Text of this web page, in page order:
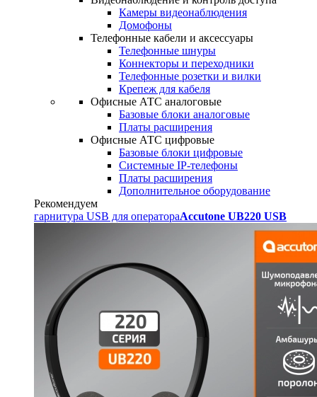
Камеры видеонаблюдения
Домофоны
Телефонные кабели и аксессуары
Телефонные шнуры
Коннекторы и переходники
Телефонные розетки и вилки
Крепеж для кабеля
Офисные АТС аналоговые
Базовые блоки аналоговые
Платы расширения
Офисные АТС цифровые
Базовые блоки цифровые
Системные IP-телефоны
Платы расширения
Дополнительное оборудование
Рекомендуем
гарнитура USB для оператораAccutone UB220 USB